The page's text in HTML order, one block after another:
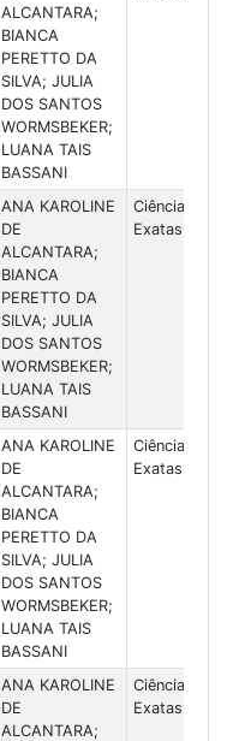
ALCANTARA;
BIANCA
PERETTO DA
SILVA; JULIA
DOS SANTOS
WORMSBEKER;
LUANA TAIS
BASSANI
ANA KAROLINE
DE
ALCANTARA;
BIANCA
PERETTO DA
SILVA; JULIA
DOS SANTOS
WORMSBEKER;
LUANA TAIS
BASSANI
Ciências
Exatas
ANA KAROLINE
DE
ALCANTARA;
BIANCA
PERETTO DA
SILVA; JULIA
DOS SANTOS
WORMSBEKER;
LUANA TAIS
BASSANI
Ciências
Exatas
ANA KAROLINE
DE
ALCANTARA;
Ciências
Exatas